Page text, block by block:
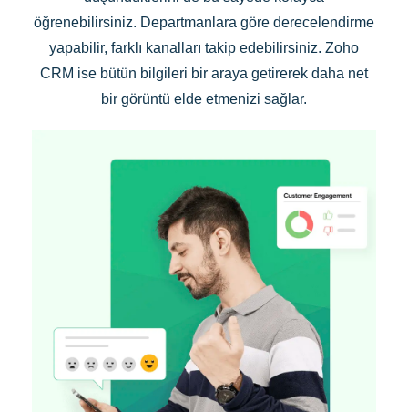
öğrenebilirsiniz. Departmanlara göre derecelendirme
yapabilir, farklı kanalları takip edebilirsiniz. Zoho
CRM ise bütün bilgileri bir araya getirerek daha net
bir görüntü elde etmenizi sağlar.